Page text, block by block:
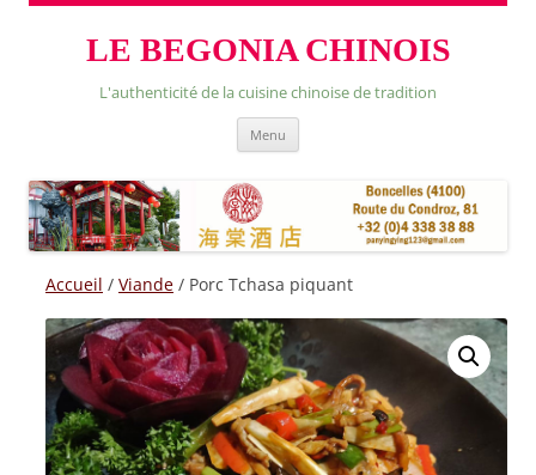
LE BEGONIA CHINOIS
L'authenticité de la cuisine chinoise de tradition
Menu
Accueil / Viande / Porc Tchasa piquant